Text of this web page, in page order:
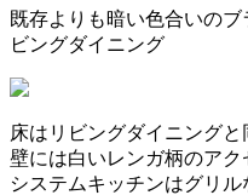
既存よりも暗い色合いの
ビングダイニング
床はリビングダイニング
壁には白いレンガ柄のアク
システムキッチンはグリ